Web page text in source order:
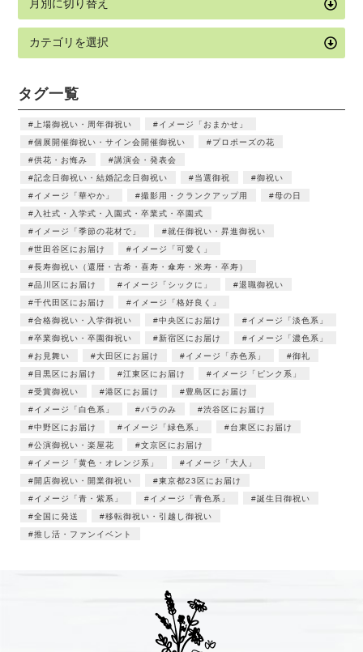
タグ一覧
上場御祝い・周年御祝い
イメージ「おまかせ」
個展開催御祝い・サイン会開催御祝い
プロポーズの花
供花・お悔み
講演会・発表会
記念日御祝い・結婚記念日御祝い
当選御祝
御祝い
イメージ「華やか」
撮影用・クランクアップ用
母の日
入社式・入学式・入園式・卒業式・卒園式
イメージ「季節の花材で」
就任御祝い・昇進御祝い
世田谷区にお届け
イメージ「可愛く」
長寿御祝い（還暦・古希・喜寿・傘寿・米寿・卒寿）
品川区にお届け
イメージ「シックに」
退職御祝い
千代田区にお届け
イメージ「格好良く」
合格御祝い・入学御祝い
中央区にお届け
イメージ「淡色系」
卒業御祝い・卒園御祝い
新宿区にお届け
イメージ「濃色系」
お見舞い
大田区にお届け イメージ「赤色系」
御礼
目黒区にお届け
江東区にお届け
イメージ「ピンク系」
受賞御祝い
港区にお届け
豊島区にお届け
イメージ「白色系」
バラのみ
渋谷区にお届け
中野区にお届け
イメージ「緑色系」
台東区にお届け
公演御祝い・楽屋花
文京区にお届け
イメージ「黄色・オレンジ系」
イメージ「大人」
開店御祝い・開業御祝い
東京都23区にお届け
イメージ「青・紫系」
イメージ「青色系」
誕生日御祝い
全国に発送
移転御祝い・引越し御祝い
推し活・ファンイベント